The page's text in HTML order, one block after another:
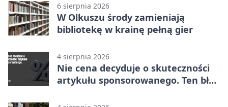
6 sierpnia 2026
W Olkuszu środy zamieniają
bibliotekę w krainę pełną gier
4 sierpnia 2026
Nie cena decyduje o skuteczności
artykułu sponsorowanego. Ten błąd